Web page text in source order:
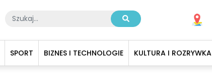
SPORT BIZNES I TECHNOLOGIE KULTURA I ROZRYWKA